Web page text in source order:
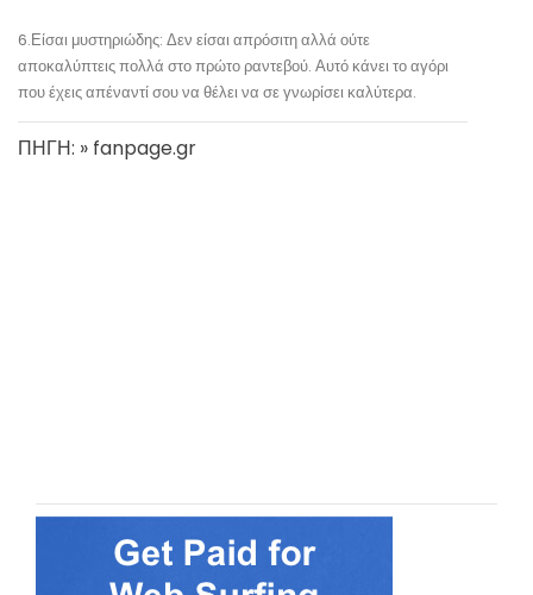
6.Είσαι μυστηριώδης: Δεν είσαι απρόσιτη αλλά ούτε
αποκαλύπτεις πολλά στο πρώτο ραντεβού. Αυτό κάνει το αγόρι
που έχεις απέναντί σου να θέλει να σε γνωρίσει καλύτερα.
ΠΗΓΗ: » fanpage.gr